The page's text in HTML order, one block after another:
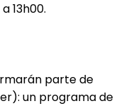
13h00.
parte de
un programa de